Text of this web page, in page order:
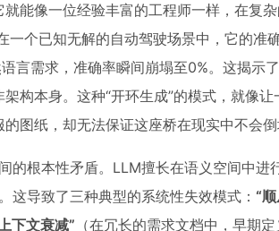
能像一位经验丰富的工程师一样，在复
一个已知无解的自动驾驶场景中，它的准
言需求，准确率瞬间崩塌至0%。这揭示
构本身。这种“开环生成”的模式，就像
纸，却无法保证这座桥在现实中不会倒
的根本性矛盾。LLM擅长在语义空间中进
这导致了三种典型的系统性失效模式： “
下文衰减” （在冗长的需求文档中，早期